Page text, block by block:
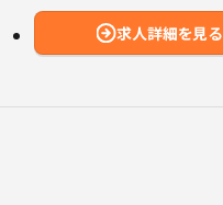
求人詳細を見る